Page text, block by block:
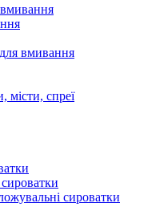
вмивання
місти, спреї
сироватки